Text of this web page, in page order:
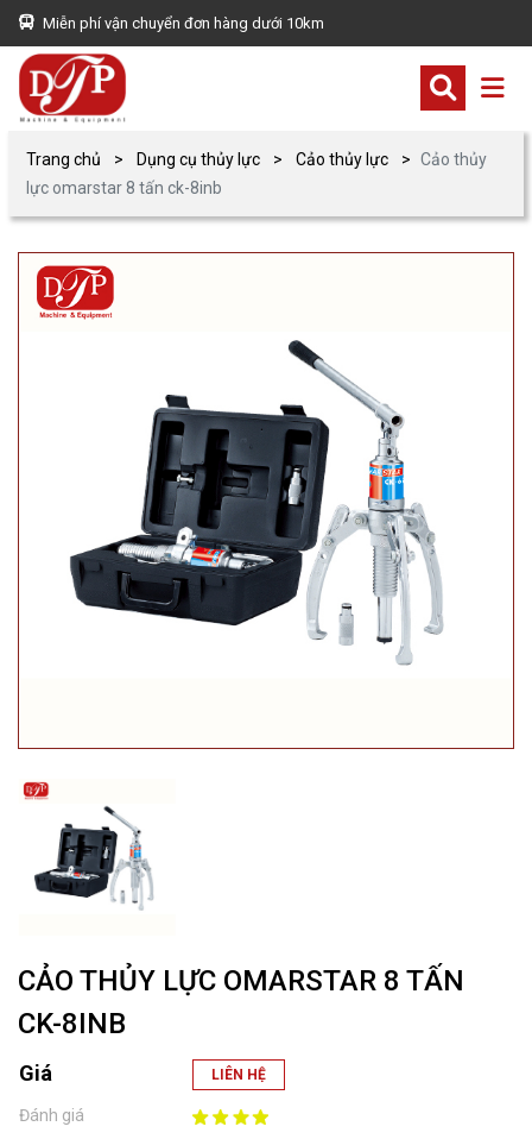
Miễn phí vận chuyển đơn hàng dưới 10km
Trang chủ Dụng cụ thủy lực Cảo thủy lực
Cảo thủy
lực omarstar 8 tấn ck-8inb
CẢO THỦY LỰC OMARSTAR 8 TẤN
CK-8INB
Giá LIÊN HỆ
Đánh giá